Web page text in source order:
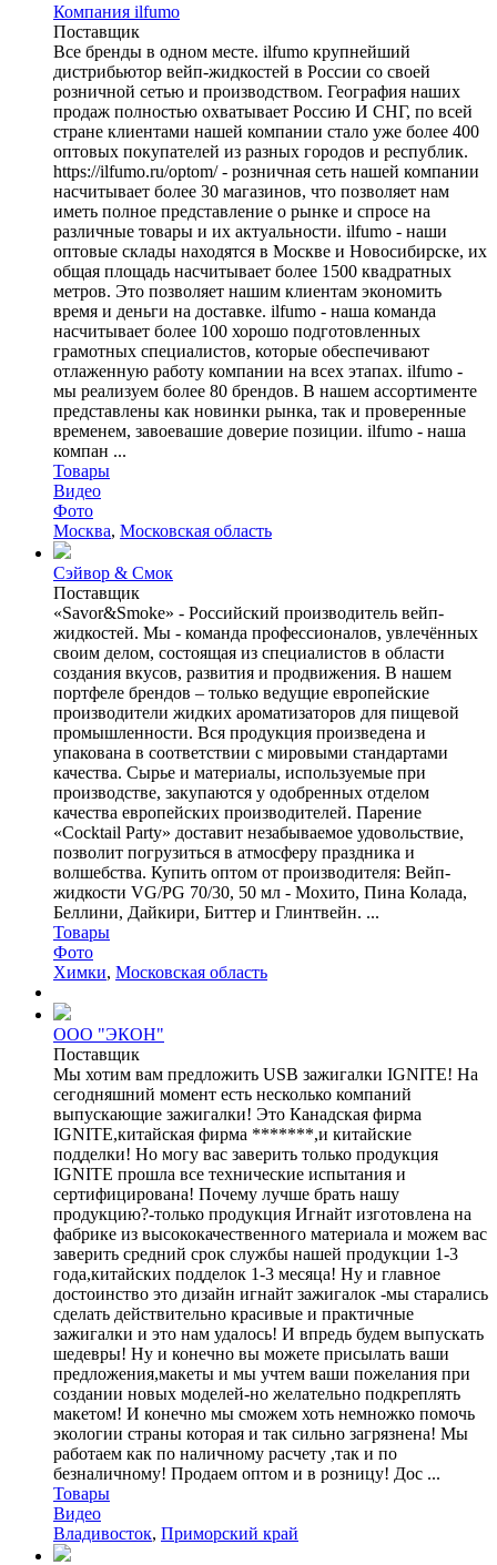
Компания ilfumo
Поставщик
Все бренды в одном месте. ilfumo крупнейший
дистрибьютор вейп-жидкостей в России со своей
розничной сетью и производством. География наших
продаж полностью охватывает Россию И СНГ, по всей
стране клиентами нашей компании стало уже более 400
оптовых покупателей из разных городов и республик.
https://ilfumo.ru/optom/ - розничная сеть нашей компании
насчитывает более 30 магазинов, что позволяет нам
иметь полное представление о рынке и спросе на
различные товары и их актуальности. ilfumo - наши
оптовые склады находятся в Москве и Новосибирске, их
общая площадь насчитывает более 1500 квадратных
метров. Это позволяет нашим клиентам экономить
время и деньги на доставке. ilfumo - наша команда
насчитывает более 100 хорошо подготовленных
грамотных специалистов, которые обеспечивают
отлаженную работу компании на всех этапах. ilfumo -
мы реализуем более 80 брендов. В нашем ассортименте
представлены как новинки рынка, так и проверенные
временем, завоевашие доверие позиции. ilfumo - наша
компан ...
Товары
Видео
Фото
Москва, Московская область
Сэйвор & Смок
Поставщик
«Savor&Smoke» - Российский производитель вейп-
жидкостей. Мы - команда профессионалов, увлечённых
своим делом, состоящая из специалистов в области
создания вкусов, развития и продвижения. В нашем
портфеле брендов – только ведущие европейские
производители жидких ароматизаторов для пищевой
промышленности. Вся продукция произведена и
упакована в соответствии с мировыми стандартами
качества. Сырье и материалы, используемые при
производстве, закупаются у одобренных отделом
качества европейских производителей. Парение
«Cocktail Party» доставит незабываемое удовольствие,
позволит погрузиться в атмосферу праздника и
волшебства. Купить оптом от производителя: Вейп-
жидкости VG/PG 70/30, 50 мл - Мохито, Пина Колада,
Беллини, Дайкири, Биттер и Глинтвейн. ...
Товары
Фото
Химки, Московская область
OOO "ЭКОН"
Поставщик
Мы хотим вам предложить USB зажигалки IGNITE! На
сегодняшний момент есть несколько компаний
выпускающие зажигалки! Это Канадская фирма
IGNITE,китайская фирма *******,и китайские
подделки! Но могу вас заверить только продукция
IGNITE прошла все технические испытания и
сертифицирована! Почему лучше брать нашу
продукцию?-только продукция Игнайт изготовлена на
фабрике из высококачественного материала и можем вас
заверить средний срок службы нашей продукции 1-3
года,китайских подделок 1-3 месяца! Ну и главное
достоинство это дизайн игнайт зажигалок -мы старались
сделать действительно красивые и практичные
зажигалки и это нам удалось! И впредь будем выпускать
шедевры! Ну и конечно вы можете присылать ваши
предложения,макеты и мы учтем ваши пожелания при
создании новых моделей-но желательно подкреплять
макетом! И конечно мы сможем хоть немножко помочь
экологии страны которая и так сильно загрязнена! Мы
работаем как по наличному расчету ,так и по
безналичному! Продаем оптом и в розницу! Дос ...
Товары
Видео
Владивосток, Приморский край